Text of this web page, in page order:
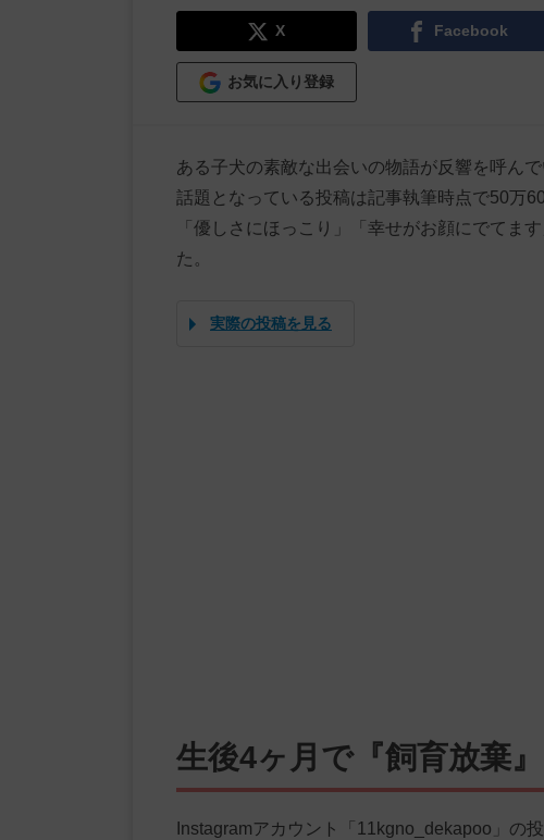
X Facebook
お気に入り登録
ある子犬の素敵な出会いの物語が反響を呼んで
話題となっている投稿は記事執筆時点で50万
「優しさにほっこり」「幸せがお顔にでてま
た。
実際の投稿を見る
生後4ヶ月で『飼育放棄
Instagramアカウント「11kgno_dekapoo」の